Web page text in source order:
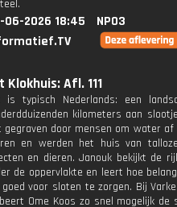
06-2026 18:45
NPO3
Klokhuis: Afl. 111
is typisch Nederlands: een
kilometers aan
gegraven door mensen om water af
en werden het huis van
en dieren. Janouk bekijkt de
de oppervlakte en leert hoe
voor sloten te zorgen. Bij
Ome Koos zo snel mogelijk de